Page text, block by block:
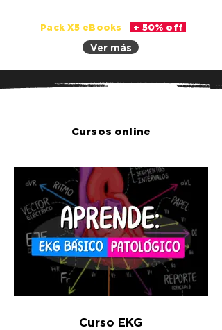
Pack X5 eBooks + 50% off
Ver más
Cursos online
Curso EKG